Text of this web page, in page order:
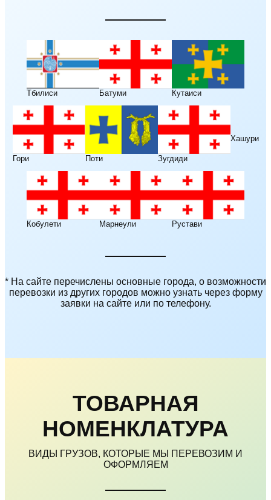
Тбилиси Батуми Кутаиси
Гори Поти Зугдиди
Хашури
Кобулети Марнеули Рустави
* На сайте перечислены основные города, о возможности
перевозки из других городов можно узнать через форму
заявки на сайте или по телефону.
ТОВАРНАЯ
НОМЕНКЛАТУРА
ВИДЫ ГРУЗОВ, КОТОРЫЕ МЫ ПЕРЕВОЗИМ И
ОФОРМЛЯЕМ